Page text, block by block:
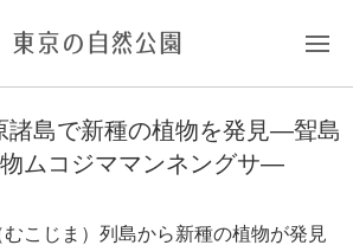
諸島で新種の植物を発見―聟島
ムコジママンネングサ―
こじま）列島から新種の植物が発見